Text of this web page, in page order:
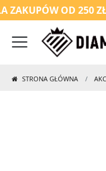
OD 250 ZŁ
STRONA GŁÓWNA